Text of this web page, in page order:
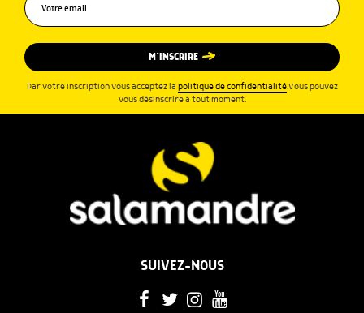
M’INSCRIRE
Par votre inscription vous acceptez la politique de confidentialité.Vous pouvez
vous désinscrire à tout moment.
SUIVEZ-NOUS